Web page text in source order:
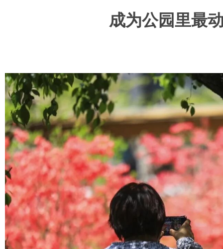
成为公园里最